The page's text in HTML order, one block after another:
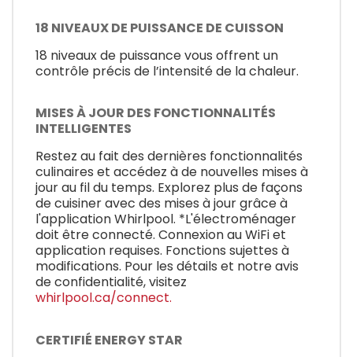
18 NIVEAUX DE PUISSANCE DE CUISSON
18 niveaux de puissance vous offrent un
contrôle précis de l’intensité de la chaleur.
MISES À JOUR DES FONCTIONNALITÉS
INTELLIGENTES
Restez au fait des dernières fonctionnalités
culinaires et accédez à de nouvelles mises à
jour au fil du temps. Explorez plus de façons
de cuisiner avec des mises à jour grâce à
l'application Whirlpool. *L'électroménager
doit être connecté. Connexion au WiFi et
application requises. Fonctions sujettes à
modifications. Pour les détails et notre avis
de confidentialité, visitez
whirlpool.ca/connect.
CERTIFIÉ ENERGY STAR